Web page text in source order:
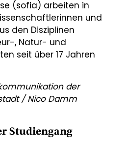
(sofia) arbeiten in
und
den Disziplinen
, Natur- und
seit über 17 Jahren
der
/ Nico Damm
Studiengang